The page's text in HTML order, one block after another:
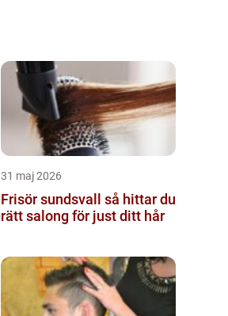
31 maj 2026
Frisör sundsvall så hittar du
rätt salong för just ditt hår